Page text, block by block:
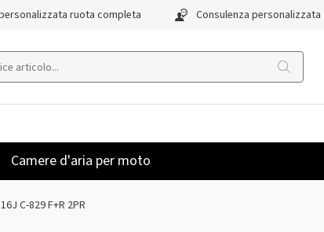
ruota completa Consulenza personalizzata
Camere d'aria per moto
C-829 F+R 2PR